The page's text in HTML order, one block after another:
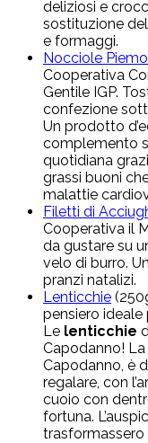
deliziosi e
sostituzione
e formaggi.
Nocciole
Cooperativa
Gentile IGP.
confezione
Un prodotto
complemento
quotidiana
grassi buoni
malattie
Filetti di
Cooperativa il
da gustare su
velo di burro.
pranzi natalizi.
Lenticchie
pensiero ideale
Le lenticchie
Capodanno!
Capodanno, è
regalare, con
cuoio con
fortuna.
trasformassero